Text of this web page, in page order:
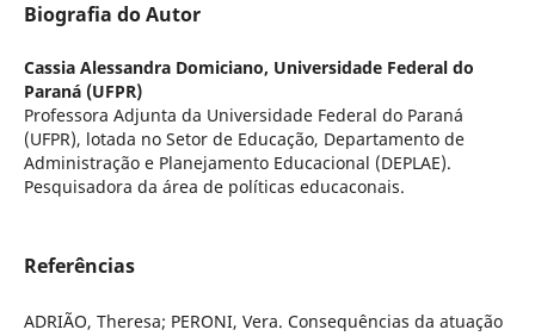
Biografia do Autor
Cassia Alessandra Domiciano, Universidade Federal do
Paraná (UFPR)
Professora Adjunta da Universidade Federal do Paraná
(UFPR), lotada no Setor de Educação, Departamento de
Administração e Planejamento Educacional (DEPLAE).
Pesquisadora da área de políticas educaconais.
Referências
ADRIÃO, Theresa; PERONI, Vera. Consequências da atuação